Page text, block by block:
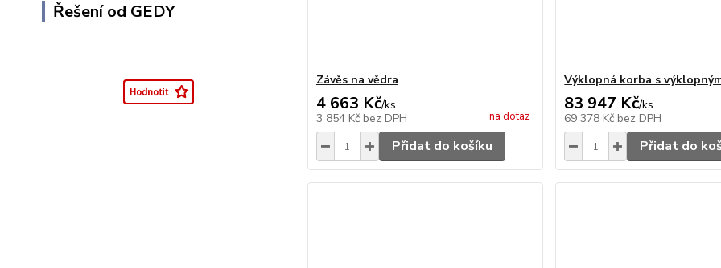
Řešení od GEDY
Závěs na vědra
4 663 Kč/ks
3 854 Kč bez DPH na dotaz
Přidat do košíku
Výklopná korba s
83 947 Kč/ks
69 378 Kč bez DPH
Přidat do